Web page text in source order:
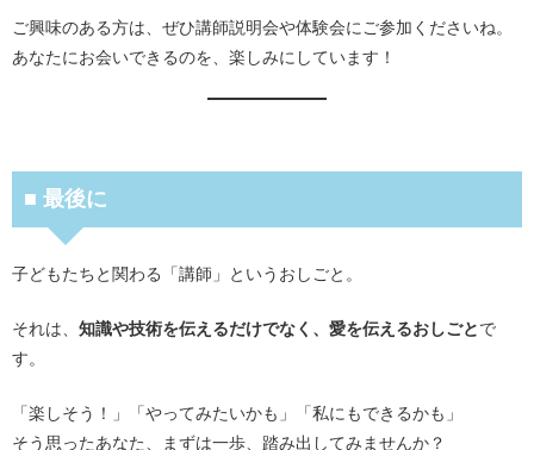
ご興味のある方は、ぜひ講師説明会や体験会にご参加くださいね。
あなたにお会いできるのを、楽しみにしています！
■ 最後に
子どもたちと関わる「講師」というおしごと。
それは、 知識や技術を伝えるだけでなく、愛を伝えるおしごとで
す。
「楽しそう！」「やってみたいかも」「私にもできるかも」
そう思ったあなた、まずは一歩、踏み出してみませんか？